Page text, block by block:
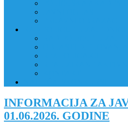
INFORMACIJA ZA
01.06.2026. GODINE